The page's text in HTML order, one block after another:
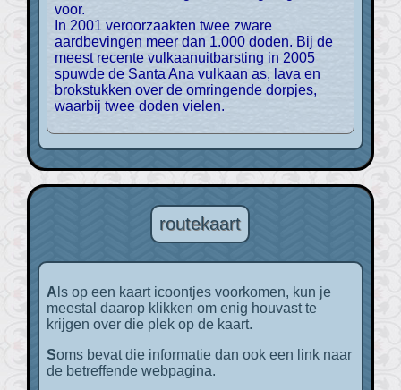
voor.
In 2001 veroorzaakten twee zware
aardbevingen meer dan 1.000 doden. Bij de
meest recente vulkaanuitbarsting in 2005
spuwde de Santa Ana vulkaan as, lava en
brokstukken over de omringende dorpjes,
waarbij twee doden vielen.
routekaart
Als op een kaart icoontjes voorkomen, kun je
meestal daarop klikken om enig houvast te
krijgen over die plek op de kaart.
Soms bevat die informatie dan ook een link naar
de betreffende webpagina.